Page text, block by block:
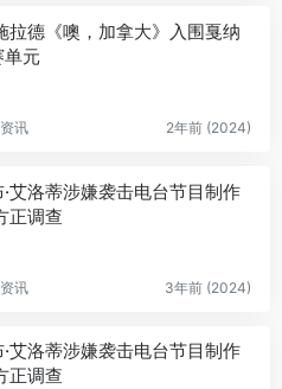
拉德《噢，加拿大》入围戛纳
单元
讯 2年前 (2024)
艾洛蒂涉嫌袭击电台节目制作
正调查
讯 3年前 (2024)
艾洛蒂涉嫌袭击电台节目制作
正调查